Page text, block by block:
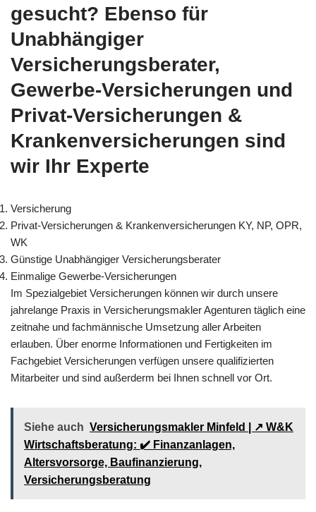
gesucht? Ebenso für
Unabhängiger
Versicherungsberater,
Gewerbe-Versicherungen und
Privat-Versicherungen &
Krankenversicherungen sind
wir Ihr Experte
Versicherung
Privat-Versicherungen & Krankenversicherungen KY, NP, OPR,
WK
Günstige Unabhängiger Versicherungsberater
Einmalige Gewerbe-Versicherungen
Im Spezialgebiet Versicherungen können wir durch unsere
jahrelange Praxis in Versicherungsmakler Agenturen täglich eine
zeitnahe und fachmännische Umsetzung aller Arbeiten
erlauben. Über enorme Informationen und Fertigkeiten im
Fachgebiet Versicherungen verfügen unsere qualifizierten
Mitarbeiter und sind außerderm bei Ihnen schnell vor Ort.
Siehe auch Versicherungsmakler Minfeld | ↗️ W&K
Wirtschaftsberatung: ✔️ Finanzanlagen,
Altersvorsorge, Baufinanzierung,
Versicherungsberatung